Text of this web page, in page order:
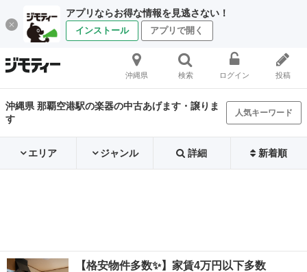
アプリならお得な情報を見逃さない！
インストール アプリで開く
沖縄県 検索 ログイン 投稿
沖縄県 那覇空港駅の楽器の中古あげます・譲りま
す
人気キーワード
エリア ジャンル 詳細 新着順
【格安物件多数✨】家賃4万円以下多数